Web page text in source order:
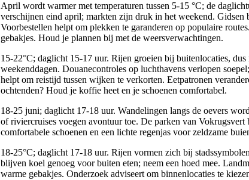
April wordt warmer met temperaturen tussen 5-15 °C; de
verschijnen eind april; markten zijn druk in het weekend. Gidsen
Voorbestellen helpt om plekken te garanderen op populaire
gebakjes. Houd je plannen bij met de weersverwachtingen.
15-22°C; daglicht 15-17 uur. Rijen groeien bij buitenlocaties, dus
weekenddagen. Douanecontroles op luchthavens verlopen
helpt om reistijd tussen wijken te verkorten. Eetpatronen
ochtenden? Houd je koffie heet en je schoenen comfortabel.
18-25 juni; daglicht 17-18 uur. Wandelingen langs de oevers
of riviercruises voegen avontuur toe. De parken van Vokrugsvert
comfortabele schoenen en een lichte regenjas voor zeldzame
18-25°C; daglicht 17-18 uur. Rijen vormen zich bij
blijven koel genoeg voor buiten eten; neem een hoed mee.
warme gebakjes. Onderzoek adviseert om binnenlocaties te